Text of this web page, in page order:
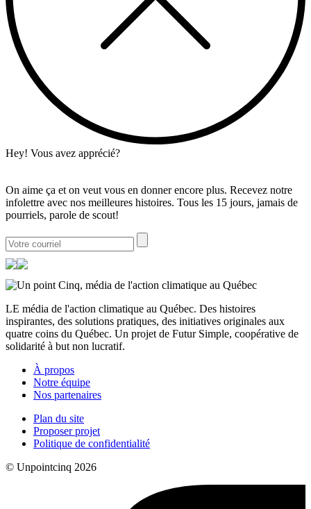
Hey! Vous avez apprécié?
On aime ça et on veut vous en donner encore plus. Recevez notre
infolettre avec nos meilleures histoires. Tous les 15 jours, jamais de
pourriels, parole de scout!
LE média de l'action climatique au Québec. Des histoires
inspirantes, des solutions pratiques, des initiatives originales aux
quatre coins du Québec. Un projet de Futur Simple, coopérative de
solidarité à but non lucratif.
À propos
Notre équipe
Nos partenaires
Plan du site
Proposer projet
Politique de confidentialité
© Unpointcinq 2026